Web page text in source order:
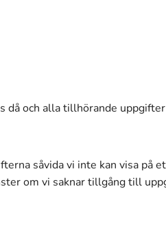
då och alla tillhörande
såvida vi inte kan visa på
om vi saknar tillgång till